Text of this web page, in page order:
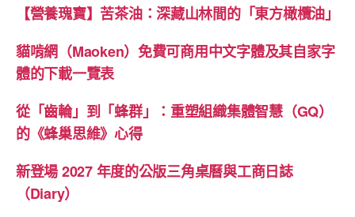
【營養瑰寶】苦茶油：深藏山林間的「東方橄欖油」
貓啃網（Maoken）免費可商用中文字體及其自家字
體的下載一覽表
從「齒輪」到「蜂群」：重塑組織集體智慧（GQ）
的《蜂巢思維》心得
新登場 2027 年度的公版三角桌曆與工商日誌
（Diary）